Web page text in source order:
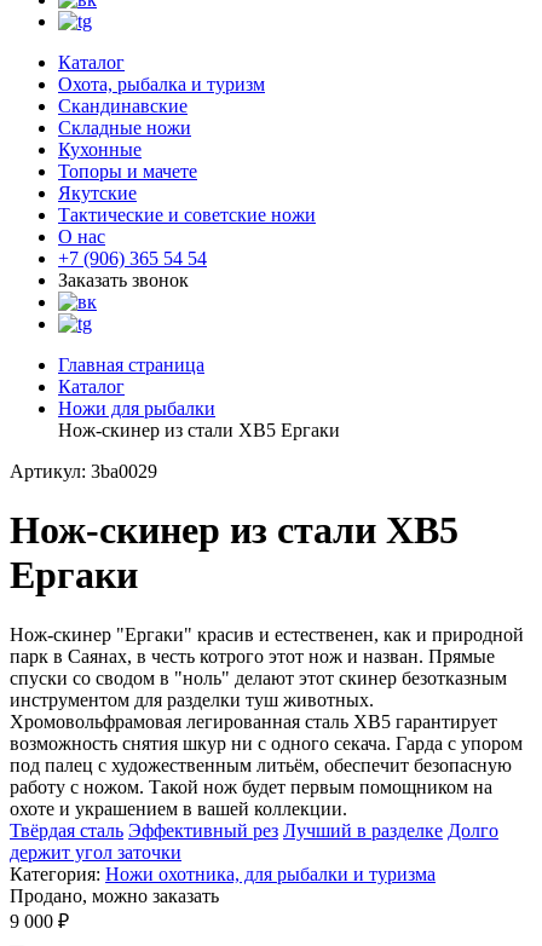
Каталог
Охота, рыбалка и туризм
Скандинавские
Складные ножи
Кухонные
Топоры и мачете
Якутские
Тактические и советские ножи
О нас
+7 (906) 365 54 54
Заказать звонок
Главная страница
Каталог
Ножи для рыбалки
Нож-скинер из стали ХВ5 Ергаки
Артикул: 3ba0029
Нож-скинер из стали ХВ5
Ергаки
Нож-скинер "Ергаки" красив и естественен, как и природной
парк в Саянах, в честь котрого этот нож и назван. Прямые
спуски со сводом в "ноль" делают этот скинер безотказным
инструментом для разделки туш животных.
Хромовольфрамовая легированная сталь ХВ5 гарантирует
возможность снятия шкур ни с одного секача. Гарда с упором
под палец с художественным литьём, обеспечит безопасную
работу с ножом. Такой нож будет первым помощником на
охоте и украшением в вашей коллекции.
Твёрдая сталь Эффективный рез Лучший в разделке Долго
держит угол заточки
Категория: Ножи охотника, для рыбалки и туризма
Продано, можно заказать
9 000 ₽